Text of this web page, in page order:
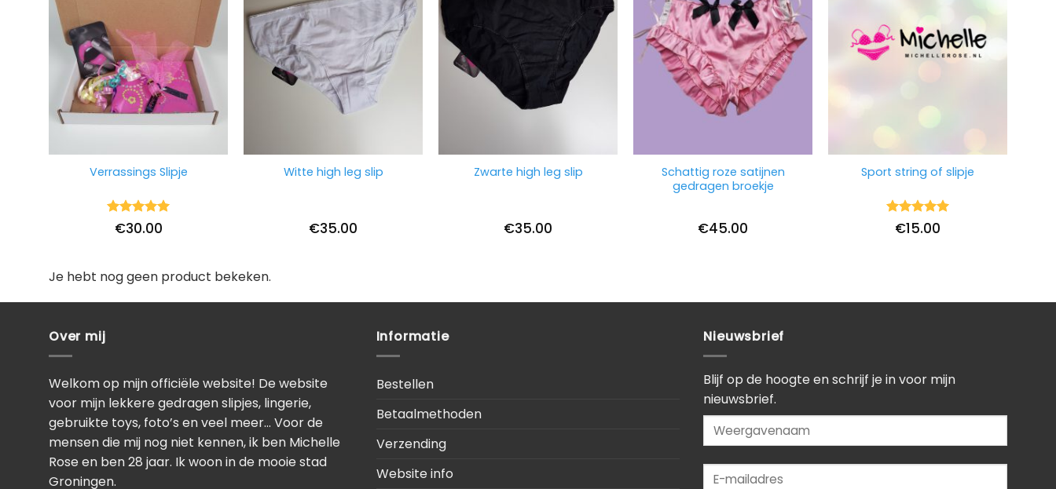
Verrassings Slipje
Waardering
uit 5
€30.00
Witte high leg slip
€35.00
Zwarte high leg slip
€35.00
Schattig roze satijnen
gedragen broekje
€45.00
Sport string of slipje
Waardering
uit 5
€15.00
Je hebt nog geen product bekeken.
Over mij
Welkom op mijn officiële website! De website
voor mijn lekkere gedragen slipjes, lingerie,
gebruikte toys, foto’s en veel meer… Voor de
mensen die mij nog niet kennen, ik ben Michelle
Rose en ben 28 jaar. Ik woon in de mooie stad
Groningen.
Informatie
Bestellen
Betaalmethoden
Verzending
Website info
Nieuwsbrief
Blijf op de hoogte en schrijf je in voor mijn
nieuwsbrief.